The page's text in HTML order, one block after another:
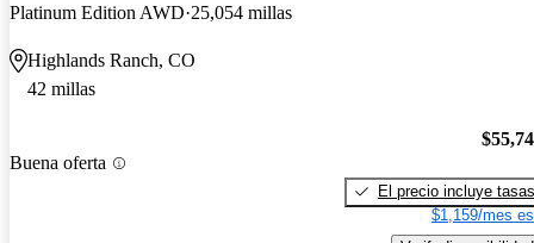
Platinum Edition AWD 25,054 millas
Highlands Ranch, CO
42 millas
Buena oferta
El precio incluye tasas
$1,159/mes